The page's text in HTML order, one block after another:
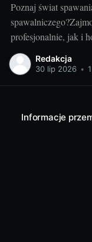
Poznaj świat
profesjonalnie, jak i
wyposażenia stołu
akcesoriów jest
Przyjrzyjmy się
Redakcja
30 lip 2026 •
Informacje